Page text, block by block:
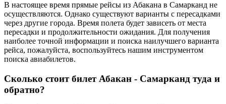
В настоящее время прямые рейсы из Абакана в Самарканд не
осуществляются. Однако существуют варианты с пересадками
через другие города. Время полета будет зависеть от места
пересадки и продолжительности ожидания. Для получения
наиболее точной информации и поиска наилучшего варианта
рейса, пожалуйста, воспользуйтесь нашим инструментом
поиска авиабилетов.
Сколько стоит билет Абакан - Самарканд туда и
обратно?